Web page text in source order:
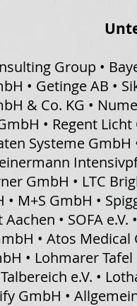
Group •
• Getinge AB •
& Co. KG •
• Regent
Systeme
GmbH • LTC
M+S GmbH •
• SOFA
• Atos
• Lohmarer
e.V. •
GmbH •